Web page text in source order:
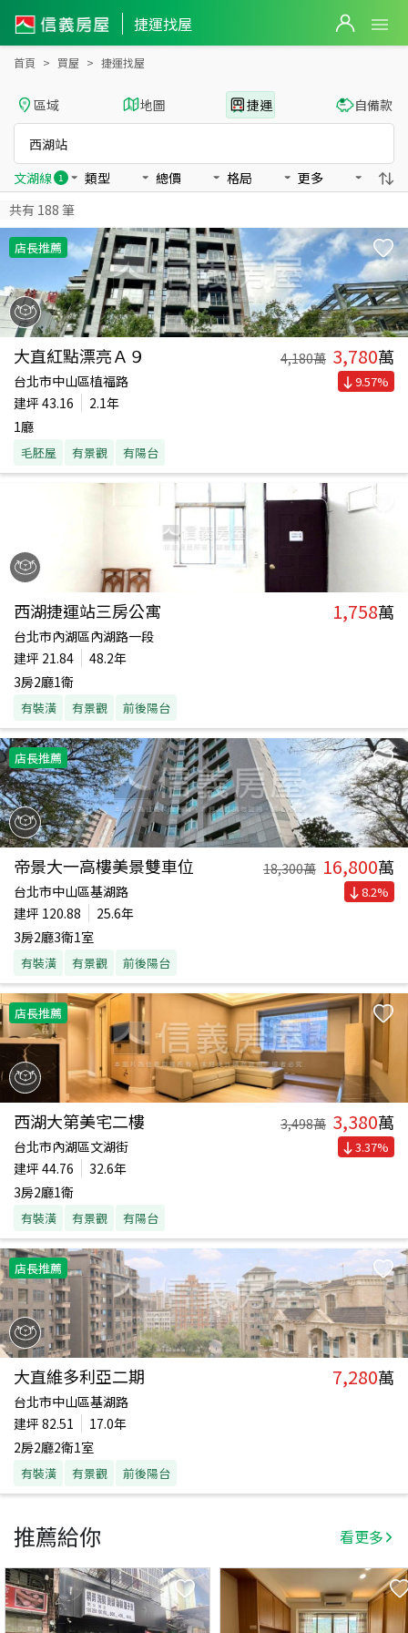
捷運找屋
西湖站捷運找屋
首頁 買屋 捷運找屋
區域 地圖 捷運 自備款
西湖站
文湖線 1 類型 總價 格局
更多
共有 188 筆
店長推薦
大直紅點漂亮Ａ９ 4,180萬 3,780萬
台北市中山區植福路
建坪 43.16
2.1年
1廳
毛胚屋 有景觀 有陽台
9.57%
西湖捷運站三房公寓 1,758萬
台北市內湖區內湖路一段
建坪 21.84
48.2年
3房2廳1衛
有裝潢 有景觀 前後陽台
店長推薦
帝景大一高樓美景雙車位 18,300萬 16,800萬
台北市中山區基湖路
建坪 120.88
25.6年
3房2廳3衛1室
有裝潢 有景觀 前後陽台
8.2%
店長推薦
西湖大第美宅二樓 3,498萬 3,380萬
台北市內湖區文湖街
建坪 44.76
32.6年
3房2廳1衛
有裝潢 有景觀 有陽台
3.37%
店長推薦
大直維多利亞二期 7,280萬
台北市中山區基湖路
建坪 82.51
17.0年
2房2廳2衛1室
有裝潢 有景觀 前後陽台
推薦給你 看更多